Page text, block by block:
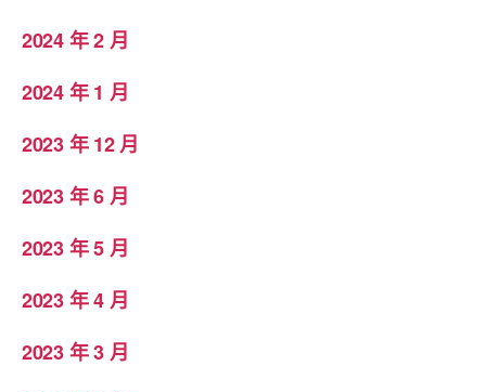
2024 年 2 月
2024 年 1 月
2023 年 12 月
2023 年 6 月
2023 年 5 月
2023 年 4 月
2023 年 3 月